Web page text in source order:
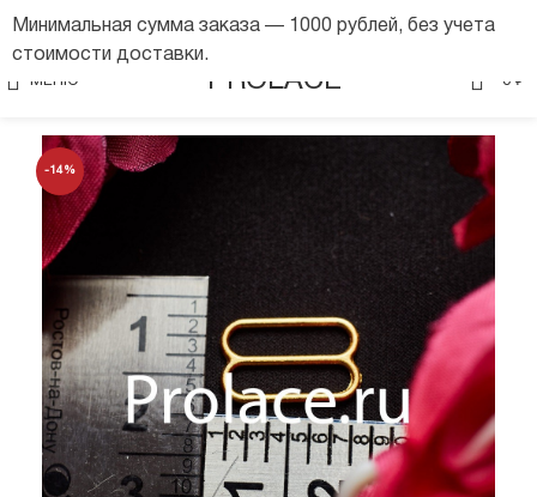
МЕНЮ PROLACE 0 ₽
-14%
Минимальная сумма заказа — 1000 рублей, без учета
стоимости доставки.